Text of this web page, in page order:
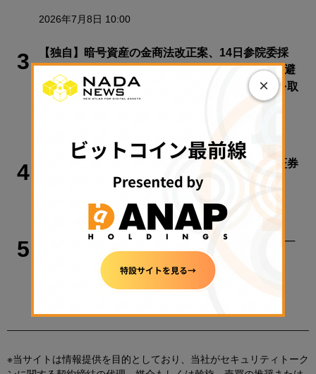
2026年7月8日 10:00
3
【独自】暗号資産の金商法改正案、14日参院委採
決へ 17日会期末までの成立確実に──秋先送り回避
／全米郡保安官協会、クラリティ法案への反対を取
り下げ【日曜日に読みたい厳選10本】
4
ケネディクスら、ステーブルコインでデジタル証券
を即時決済へ＝日経
2026年7月30日 14:10
5
ロードスター証券、新体制初の不動産ST提供へ──
横浜の大型ホテル裏付けに38.3億円募集
2026年7月16日 18:53
※当サイトは情報提供を目的としており、当社がセキュリティトーク
×